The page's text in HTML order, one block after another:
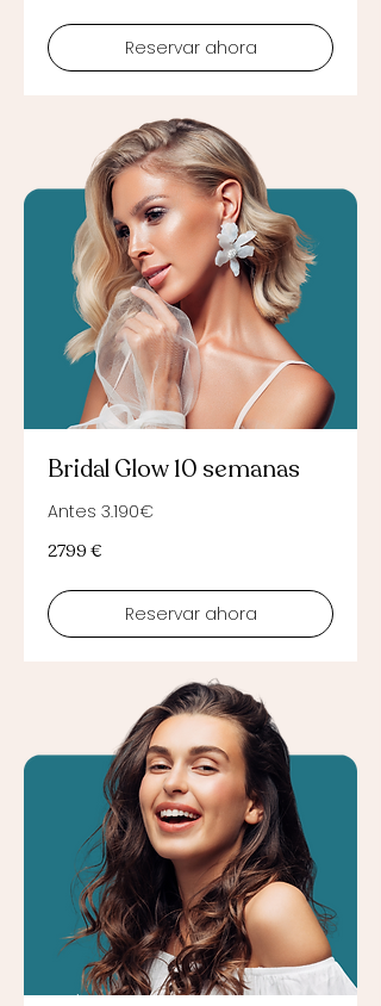
Reservar ahora
Bridal Glow 10 semanas
Antes 3.190€
2799
euros
2799 €
Reservar ahora